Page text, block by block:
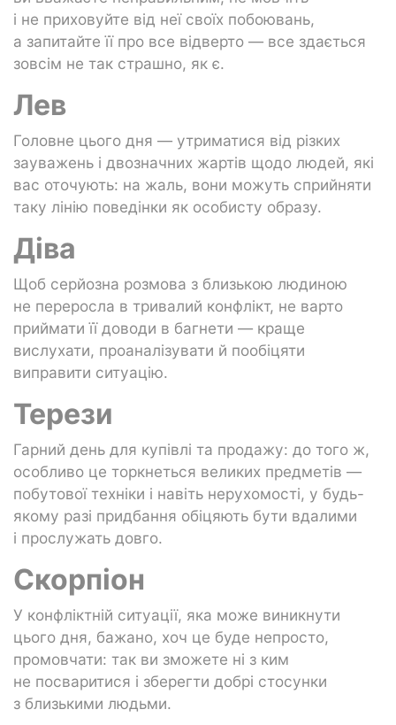
і не приховуйте від неї своїх побоювань,
а запитайте її про все відверто — все здається
зовсім не так страшно, як є.
Лев
Головне цього дня — утриматися від різких
зауважень і двозначних жартів щодо людей, які
вас оточують: на жаль, вони можуть сприйняти
таку лінію поведінки як особисту образу.
Діва
Щоб серйозна розмова з близькою людиною
не переросла в тривалий конфлікт, не варто
приймати її доводи в багнети — краще
вислухати, проаналізувати й пообіцяти
виправити ситуацію.
Терези
Гарний день для купівлі та продажу: до того ж,
особливо це торкнеться великих предметів —
побутової техніки і навіть нерухомості, у будь-
якому разі придбання обіцяють бути вдалими
і прослужать довго.
Скорпіон
У конфліктній ситуації, яка може виникнути
цього дня, бажано, хоч це буде непросто,
промовчати: так ви зможете ні з ким
не посваритися і зберегти добрі стосунки
з близькими людьми.